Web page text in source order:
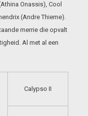
Onassis), Cool
(Andre Thieme).
merrie die opvalt
Al met al een
Calypso II